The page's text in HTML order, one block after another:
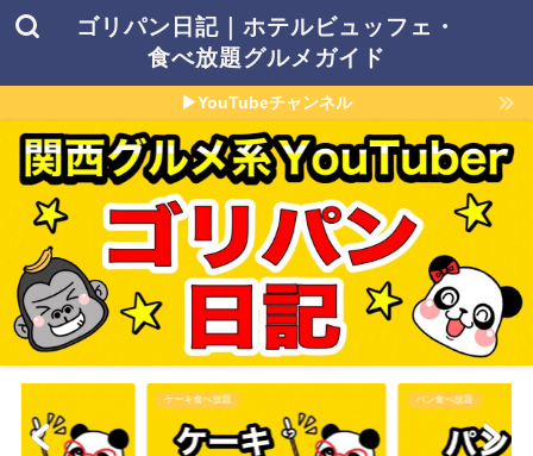
ゴリパン日記｜ホテルビュッフェ・
食べ放題グルメガイド
▶YouTubeチャンネル
パン食べ放題 その他食べ放題